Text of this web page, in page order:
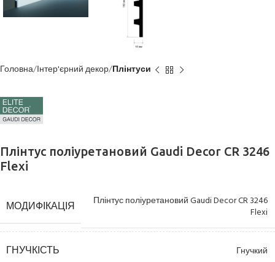
Головна Інтер'єрний декор Плінтуси
Плінтус поліуретановий Gaudi Decor CR 3246
Flexi
МОДИФІКАЦІЯ
Плінтус поліуретановий Gaudi Decor CR 3246
Flexi
ГНУЧКІСТЬ Гнучкий